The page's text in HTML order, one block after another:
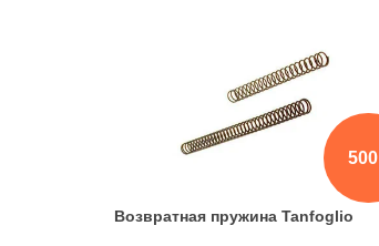
500
Возвратная пружина Tanfoglio